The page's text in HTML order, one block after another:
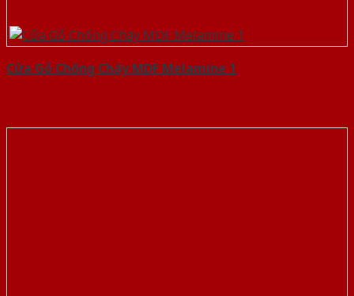
Cửa Gỗ Chống Cháy MDF Melamine 1